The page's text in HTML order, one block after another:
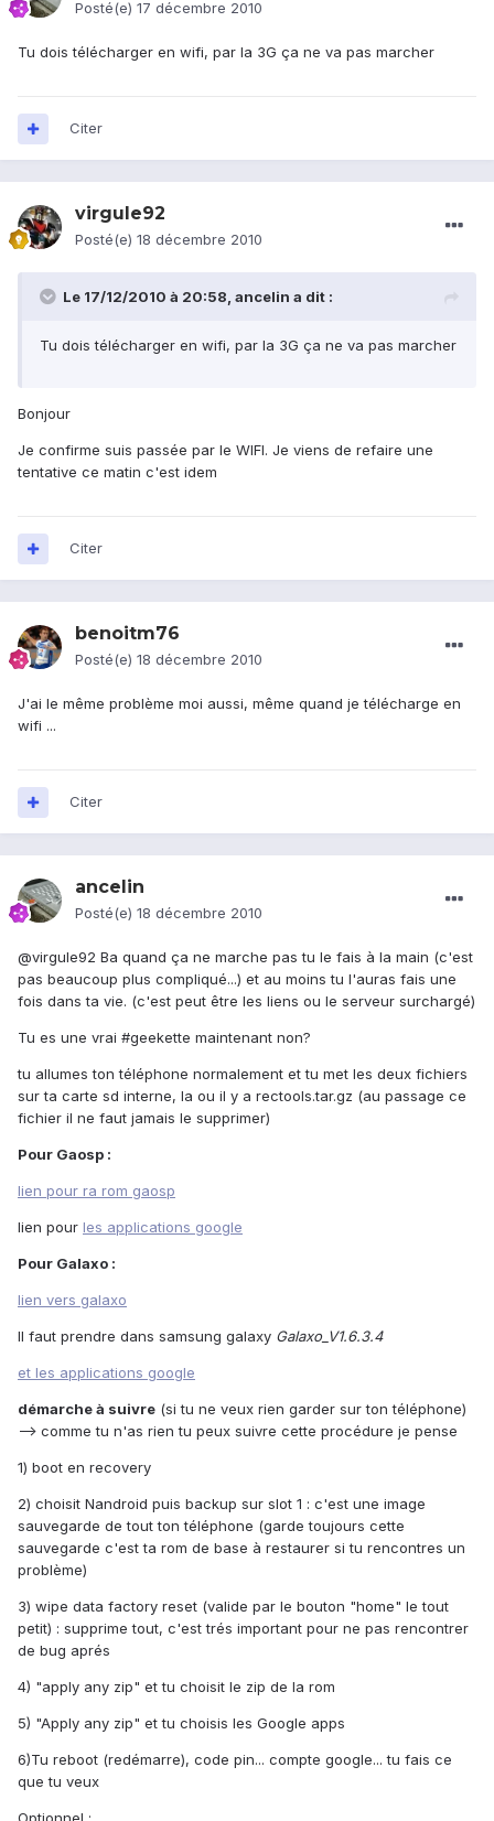
Posté(e) 17 décembre 2010
Tu dois télécharger en wifi, par la 3G ça ne va pas marcher
Citer
virgule92
Posté(e) 18 décembre 2010
Le 17/12/2010 à 20:58, ancelin a dit :
Tu dois télécharger en wifi, par la 3G ça ne va pas marcher
Bonjour
Je confirme suis passée par le WIFI. Je viens de refaire une
tentative ce matin c'est idem
Citer
benoitm76
Posté(e) 18 décembre 2010
J'ai le même problème moi aussi, même quand je télécharge en
wifi ...
Citer
ancelin
Posté(e) 18 décembre 2010
@virgule92 Ba quand ça ne marche pas tu le fais à la main (c'est
pas beaucoup plus compliqué...) et au moins tu l'auras fais une
fois dans ta vie. (c'est peut être les liens ou le serveur surchargé)
Tu es une vrai #geekette maintenant non?
tu allumes ton téléphone normalement et tu met les deux fichiers
sur ta carte sd interne, la ou il y a rectools.tar.gz (au passage ce
fichier il ne faut jamais le supprimer)
Pour Gaosp :
lien pour ra rom gaosp
lien pour les applications google
Pour Galaxo :
lien vers galaxo
Il faut prendre dans samsung galaxy Galaxo_V1.6.3.4
et les applications google
démarche à suivre (si tu ne veux rien garder sur ton téléphone)
--> comme tu n'as rien tu peux suivre cette procédure je pense
1) boot en recovery
2) choisit Nandroid puis backup sur slot 1 : c'est une image
sauvegarde de tout ton téléphone (garde toujours cette
sauvegarde c'est ta rom de base à restaurer si tu rencontres un
problème)
3) wipe data factory reset (valide par le bouton "home" le tout
petit) : supprime tout, c'est trés important pour ne pas rencontrer
de bug aprés
4) "apply any zip" et tu choisit le zip de la rom
5) "Apply any zip" et tu choisis les Google apps
6)Tu reboot (redémarre), code pin... compte google... tu fais ce
que tu veux